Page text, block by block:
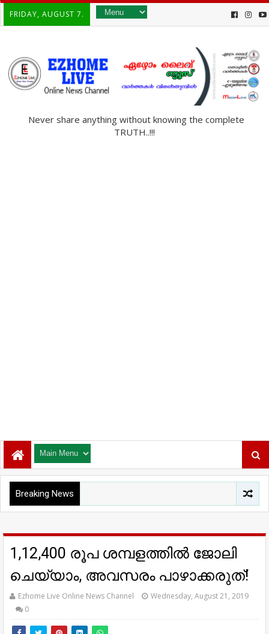
FRIDAY, AUGUST 7.
Never share anything without knowing the complete
TRUTH..!!!
Breaking News
1,12,400 രൂപ ശമ്പളത്തിൽ ജോലി
ചെയ്യാം, അവസരം പാഴാക്കരുത്!
Ezhome Live Online News Channel
Wednesday, August 21, 2019
0